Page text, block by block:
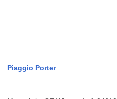
Piaggio Porter